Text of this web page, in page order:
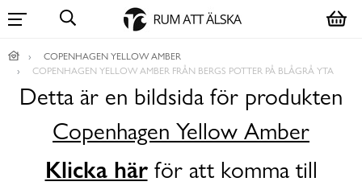
COPENHAGEN YELLOW AMBER
COPENHAGEN YELLOW AMBER FRÅN BERGS POTTER PÅ BLÅGRÅ YTA
Detta är en bildsida för produkten
Copenhagen Yellow Amber
Klicka härför att komma till